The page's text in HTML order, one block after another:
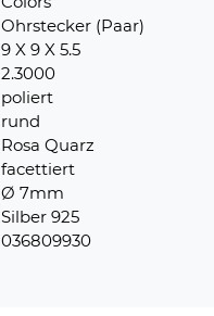
Ohrstecker (Paar)
9 X 9 X 5.5
2.3000
poliert
rund
Rosa Quarz
facettiert
Ø 7mm
Silber 925
036809930